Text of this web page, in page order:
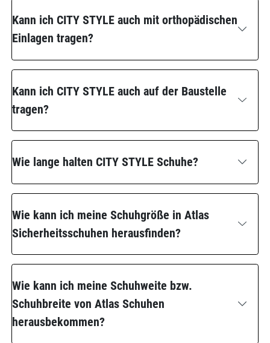
Kann ich CITY STYLE auch mit orthopädischen
Einlagen tragen?
Kann ich CITY STYLE auch auf der Baustelle
tragen?
Wie lange halten CITY STYLE Schuhe?
Wie kann ich meine Schuhgröße in Atlas
Sicherheitsschuhen herausfinden?
Wie kann ich meine Schuhweite bzw.
Schuhbreite von Atlas Schuhen
herausbekommen?